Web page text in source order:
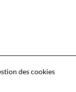
des cookies